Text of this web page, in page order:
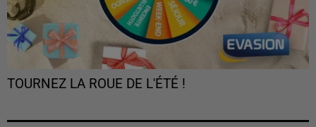
TOURNEZ LA ROUE DE L'ÉTÉ !